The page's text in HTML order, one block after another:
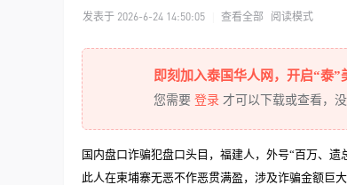
发表于 2026-6-24 14:50:05 查看全部 阅读模式
即刻加入泰国华人网，开启“泰”
您需要 登录 才可以下载或查看，没
国内盘口诈骗犯盘口头目，福建人，外号“百万、
此人在柬埔寨无恶不作恶贯满盈，涉及诈骗金额巨